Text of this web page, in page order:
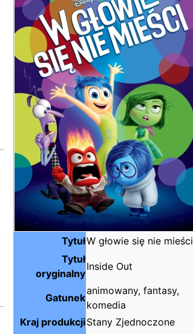
TytułW głowie się nie mieści
Tytuł
oryginalny
Inside Out
Gatunek
animowany, fantasy,
komedia
Kraj produkcjiStany Zjednoczone